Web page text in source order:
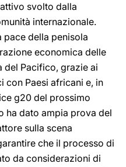
svolto dalla
internazionale.
pace della penisola
economica delle
del Pacifico, grazie ai
con Paesi africani e, in
g20 del prossimo
ha dato ampia prova del
sulla scena
che il processo di
da considerazioni di